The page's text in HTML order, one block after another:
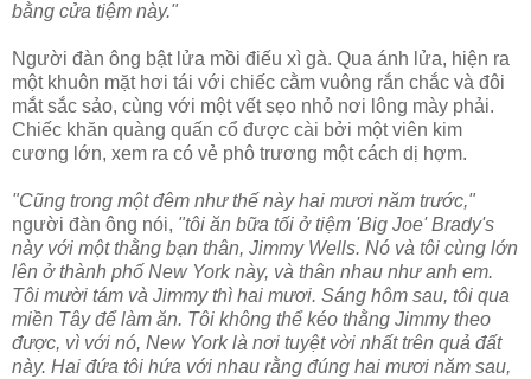
bằng cửa tiệm này."
Người đàn ông bật lửa mồi điếu xì gà. Qua ánh lửa, hiện ra
một khuôn mặt hơi tái với chiếc cằm vuông rắn chắc và đôi
mắt sắc sảo, cùng với một vết sẹo nhỏ nơi lông mày phải.
Chiếc khăn quàng quấn cổ được cài bởi một viên kim
cương lớn, xem ra có vẻ phô trương một cách dị hợm.
"Cũng trong một đêm như thế này hai mươi năm trước,"
người đàn ông nói, "tôi ăn bữa tối ở tiệm 'Big Joe' Brady's
này với một thằng bạn thân, Jimmy Wells. Nó và tôi cùng lớn
lên ở thành phố New York này, và thân nhau như anh em.
Tôi mười tám và Jimmy thì hai mươi. Sáng hôm sau, tôi qua
miền Tây để làm ăn. Tôi không thể kéo thằng Jimmy theo
được, vì với nó, New York là nơi tuyệt vời nhất trên quả đất
này. Hai đứa tôi hứa với nhau rằng đúng hai mươi năm sau,